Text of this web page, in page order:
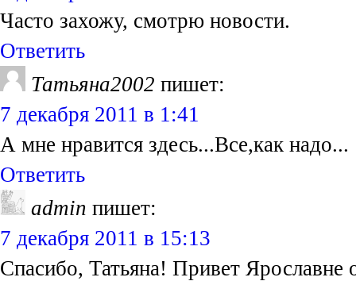
Часто захожу, смотрю новости.
Ответить
Татьяна2002 пишет:
7 декабря 2011 в 1:41
А мне нравится здесь...Все,как надо...
Ответить
admin пишет:
7 декабря 2011 в 15:13
Спасибо, Татьяна! Привет Ярославне